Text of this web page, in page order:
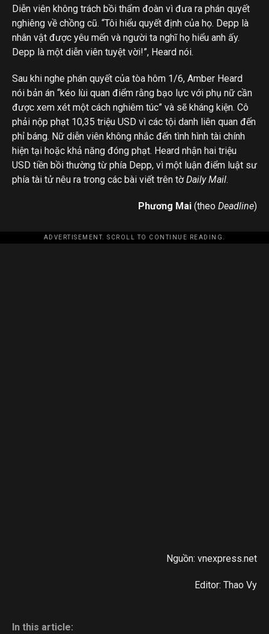
Diễn viên không trách bồi thẩm đoàn vì đưa ra phán quyết
nghiêng về chồng cũ. “Tôi hiểu quyết định của họ. Depp là
nhân vật được yêu mến và người ta nghĩ họ hiểu anh ấy.
Depp là một diễn viên tuyệt vời!”, Heard nói.
Sau khi nghe phán quyết của tòa hôm 1/6, Amber Heard
nói bản án “kéo lùi quan điểm rằng bạo lực với phụ nữ cần
được xem xét một cách nghiêm túc” và sẽ kháng kiện. Cô
phải nộp phạt 10,35 triệu USD vì các tội danh liên quan đến
phỉ báng. Nữ diễn viên không nhắc đến tình hình tài chính
hiện tại hoặc khả năng đóng phạt. Heard nhận hai triệu
USD tiền bồi thường từ phía Depp, vì một luận điểm luật sư
phía tài tử nêu ra trong các bài viết trên tờDaily Mail.
Phương Mai (theo Deadline)
ADVERTISEMENT. SCROLL TO CONTINUE READING.
Nguồn: vnexpress.net
Editor: Thao Vy
In this article: